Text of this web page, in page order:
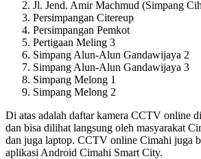
Jl. Jend. Amir Machmud (Simpang
Persimpangan Citereup
Persimpangan Pemkot
Pertigaan Meling 3
Simpang Alun-Alun Gandawijaya 2
Simpang Alun-Alun Gandawijaya 3
Simpang Melong 1
Simpang Melong 2
Di atas adalah daftar kamera CCTV online
dan bisa dilihat langsung oleh masyarakat
dan juga laptop. CCTV online Cimahi juga
aplikasi Android Cimahi Smart City.